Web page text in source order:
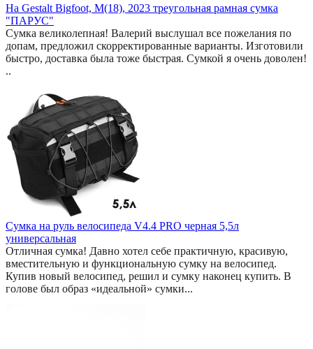
На Gestalt Bigfoot, M(18), 2023 треугольная рамная сумка
"ПАРУС"
Сумка великолепная! Валерий выслушал все пожелания по
допам, предложил скорректированные варианты. Изготовили
быстро, доставка была тоже быстрая. Сумкой я очень доволен!
..
Сумка на руль велосипеда V4.4 PRO черная 5,5л
универсальная
Отличная сумка! Давно хотел себе практичную, красивую,
вместительную и функциональную сумку на велосипед.
Купив новый велосипед, решил и сумку наконец купить. В
голове был образ «идеальной» сумки...